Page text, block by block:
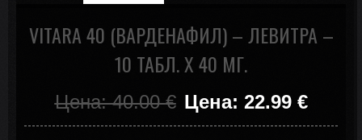
VITARA 40 (ВАРДЕНАФИЛ) – ЛЕВИТРА –
10 ТАБЛ. X 40 МГ.
Цена: 40.00€ Цена: 22.99 €